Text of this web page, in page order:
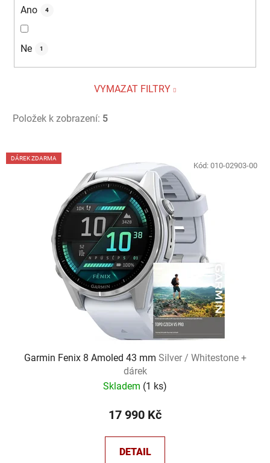
Ano 4
Ne 1
VYMAZAT FILTRY
Položek k zobrazení: 5
V
ý
DÁREK ZDARMA
Garmin Fenix 8 Amoled 43 mm Silver / Whitestone +
dárek
Skladem (1 ks)
17 990 Kč
DETAIL
Kód: 010-02903-00